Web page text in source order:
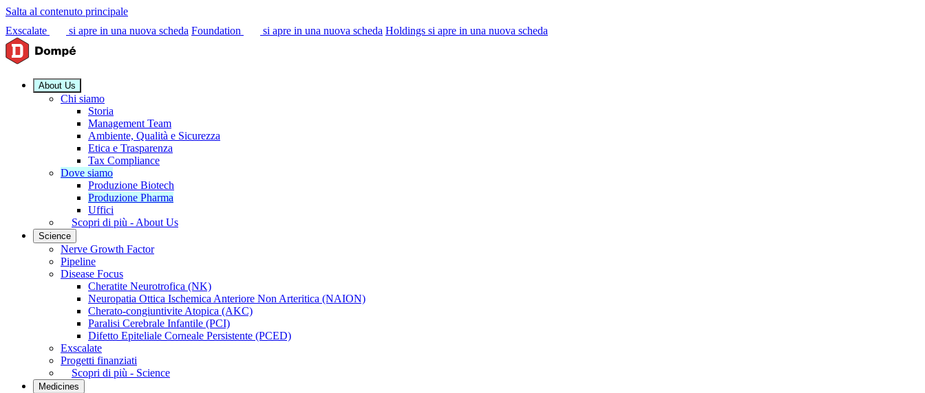
Salta al contenuto principale
Exscalate
si apre in una nuova scheda Foundation si apre in una nuova scheda Holdings si apre in una nuova scheda
About Us
Chi siamo
Storia
Management Team
Ambiente, Qualità e Sicurezza
Etica e Trasparenza
Tax Compliance
Dove siamo
Produzione Biotech
Produzione Pharma
Uffici
Scopri di più - About Us
Science
Nerve Growth Factor
Pipeline
Disease Focus
Cheratite Neurotrofica (NK)
Neuropatia Ottica Ischemica Anteriore Non Arteritica (NAION)
Cherato-congiuntivite Atopica (AKC)
Paralisi Cerebrale Infantile (PCI)
Difetto Epiteliale Corneale Persistente (PCED)
Exscalate
Progetti finanziati
Scopri di più - Science
Medicines